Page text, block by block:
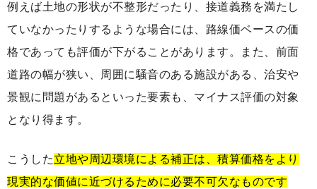
例えば土地の形状が不整形だったり、接道義務を満たし
ていなかったりするような場合には、路線価ベースの価
格であっても評価が下がることがあります。また、前面
道路の幅が狭い、周囲に騒音のある施設がある、治安や
景観に問題があるといった要素も、マイナス評価の対象
となり得ます。
こうした立地や周辺環境による補正は、積算価格をより
現実的な価値に近づけるために必要不可欠なものです